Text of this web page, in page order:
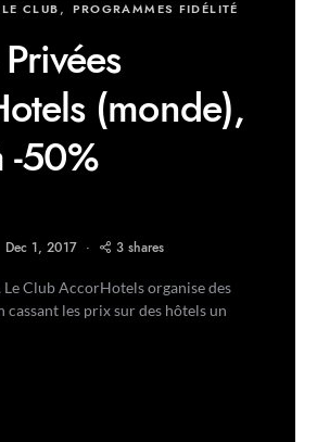
CLUB PROGRAMMES FIDÉLITÉ
(monde),
-50%
Dec 1, 2017 3 shares
Le Club AccorHotels organise des
cassant les prix sur des hôtels un